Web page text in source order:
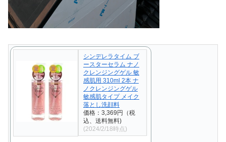
シンデレラタイム ブ
ースターセラム ナノ
クレンジングゲル 敏
感肌用 310ml 2本 ナ
ノクレンジングゲル
敏感肌タイプ メイク
落とし洗顔料
価格：3,369円（税
込、送料無料)
(2024/2/18時点)